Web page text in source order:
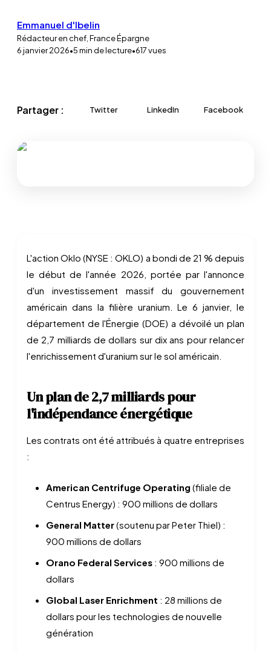
Emmanuel d'Ibelin
Rédacteur en chef, France Épargne
6 janvier 2026•5min de lecture•617vues
Partager : Twitter LinkedIn Facebook
L'action Oklo (NYSE : OKLO) a bondi de 21 % depuis
le début de l'année 2026, portée par l'annonce
d'un investissement massif du gouvernement
américain dans la filière uranium. Le 6 janvier, le
département de l'Énergie (DOE) a dévoilé un plan
de 2,7 milliards de dollars sur dix ans pour relancer
l'enrichissement d'uranium sur le sol américain.
Un plan de 2,7 milliards pour
l'indépendance énergétique
Les contrats ont été attribués à quatre entreprises
:
American Centrifuge Operating (filiale de
Centrus Energy) : 900 millions de dollars
General Matter(soutenu par Peter Thiel) :
900 millions de dollars
Orano Federal Services : 900 millions de
dollars
Global Laser Enrichment : 28 millions de
dollars pour les technologies de nouvelle
génération